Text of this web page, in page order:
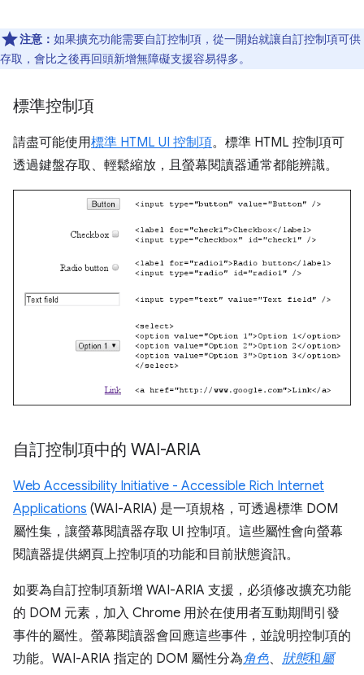
注意： 如果擴充功能需要自訂控制項，從一開始就讓自訂控制項可供
存取，會比之後再回頭新增無障礙支援容易得多。
標準控制項
請盡可能使用標準 HTML UI 控制項。標準 HTML 控制項可
透過鍵盤存取、輕鬆縮放，且螢幕閱讀器通常都能辨識。
自訂控制項中的 WAI-ARIA
Web Accessibility Initiative - Accessible Rich Internet
Applications (WAI-ARIA) 是一項規格，可透過標準 DOM
屬性集，讓螢幕閱讀器存取 UI 控制項。這些屬性會向螢幕
閱讀器提供網頁上控制項的功能和目前狀態資訊。
如要為自訂控制項新增 WAI-ARIA 支援，必須修改擴充功能
的 DOM 元素，加入 Chrome 用於在使用者互動期間引發
事件的屬性。螢幕閱讀器會回應這些事件，並說明控制項的
功能。WAI-ARIA 指定的 DOM 屬性分為角色、 狀態和屬